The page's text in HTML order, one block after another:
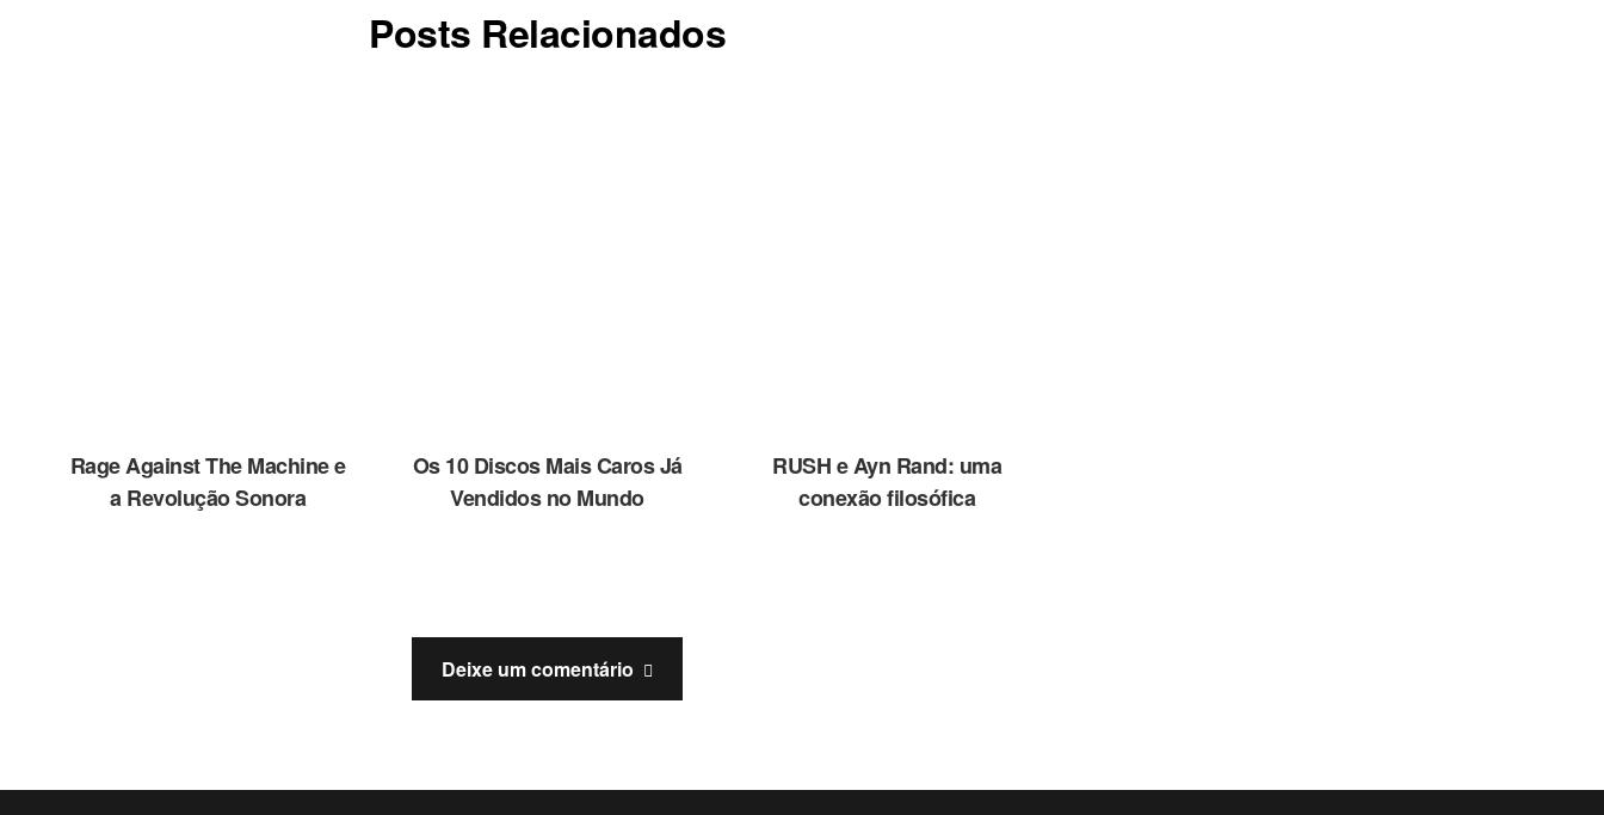
Posts Relacionados
Rage Against The Machine e
a Revolução Sonora
Os 10 Discos Mais Caros Já
Vendidos no Mundo
RUSH e Ayn Rand: uma
conexão filosófica
Deixe um comentário